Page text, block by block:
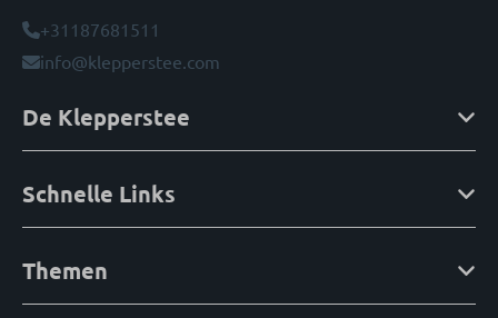
+31187681511
info@klepperstee.com
De Klepperstee
Schnelle Links
Themen